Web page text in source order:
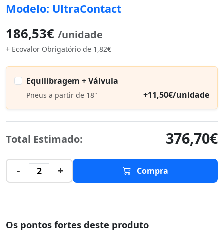
Modelo: UltraContact
186,53€ /unidade
+ Ecovalor Obrigatório de 1,82€
Equilibragem + Válvula
Pneus a partir de 18" +11,50€/unidade
Total Estimado: 376,70€
- 2 + Compra
Os pontos fortes deste produto